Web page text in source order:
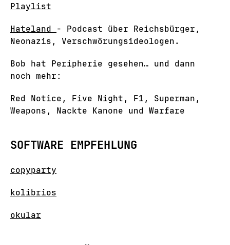
Playlist
Hateland - Podcast über Reichsbürger,
Neonazis, Verschwörungsideologen.
Bob hat Peripherie gesehen… und dann
noch mehr:
Red Notice, Five Night, F1, Superman,
Weapons, Nackte Kanone und Warfare
SOFTWARE EMPFEHLUNG
copyparty
kolibrios
okular